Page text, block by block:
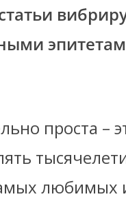
проста –
любимых